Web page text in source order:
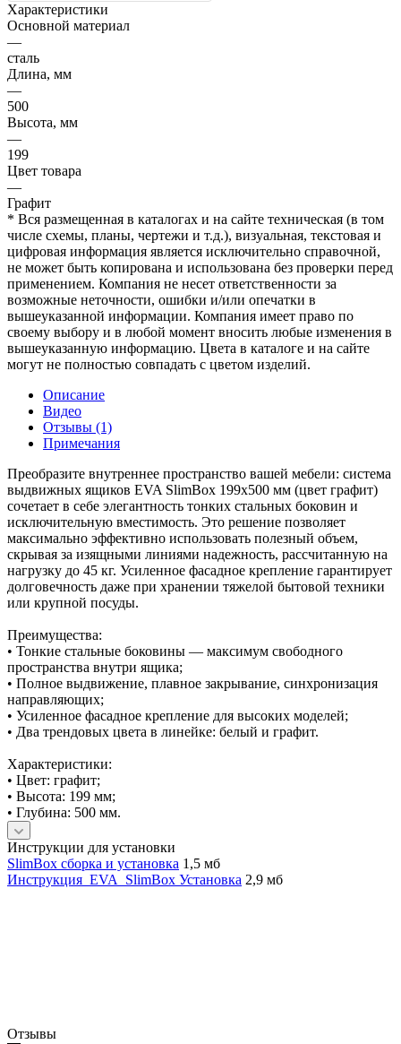
Характеристики
Основной материал
—
сталь
Длина, мм
—
500
Высота, мм
—
199
Цвет товара
—
Графит
* Вся размещенная в каталогах и на сайте техническая (в том
числе схемы, планы, чертежи и т.д.), визуальная, текстовая и
цифровая информация является исключительно справочной,
не может быть копирована и использована без проверки перед
применением. Компания не несет ответственности за
возможные неточности, ошибки и/или опечатки в
вышеуказанной информации. Компания имеет право по
своему выбору и в любой момент вносить любые изменения в
вышеуказанную информацию. Цвета в каталоге и на сайте
могут не полностью совпадать с цветом изделий.
Описание
Видео
Отзывы (1)
Примечания
Преобразите внутреннее пространство вашей мебели: система
выдвижных ящиков EVA SlimBox 199х500 мм (цвет графит)
сочетает в себе элегантность тонких стальных боковин и
исключительную вместимость. Это решение позволяет
максимально эффективно использовать полезный объем,
скрывая за изящными линиями надежность, рассчитанную на
нагрузку до 45 кг. Усиленное фасадное крепление гарантирует
долговечность даже при хранении тяжелой бытовой техники
или крупной посуды.
Преимущества:
• Тонкие стальные боковины — максимум свободного
пространства внутри ящика;
• Полное выдвижение, плавное закрывание, синхронизация
направляющих;
• Усиленное фасадное крепление для высоких моделей;
• Два трендовых цвета в линейке: белый и графит.
Характеристики:
• Цвет: графит;
• Высота: 199 мм;
• Глубина: 500 мм.
Инструкции для установки
SlimBox сборка и установка 1,5 мб
Инструкция_EVA_SlimBox Установка 2,9 мб
Отзывы